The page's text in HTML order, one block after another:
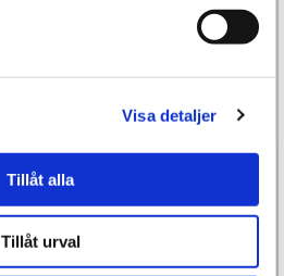
Visa detaljer
Tillåt alla
Tillåt urval
Intimolja (Repair)